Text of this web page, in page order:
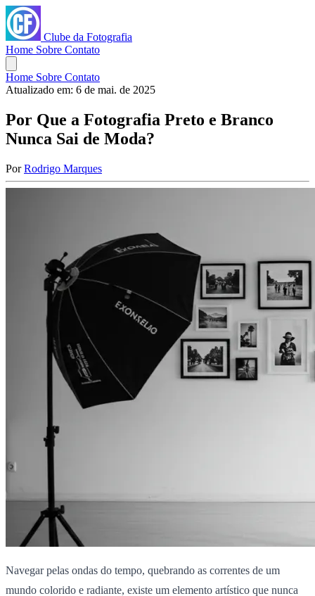
Clube da Fotografia
Home Sobre Contato
Home Sobre Contato
Atualizado em: 6 de mai. de 2025
Por Que a Fotografia Preto e Branco
Nunca Sai de Moda?
Por Rodrigo Marques
Navegar pelas ondas do tempo, quebrando as correntes de um
mundo colorido e radiante, existe um elemento artístico que nunca